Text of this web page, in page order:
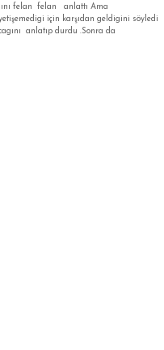
felan felan anlattı Ama
için karşıdan geldigini söyledi
anlatıp durdu .Sonra da